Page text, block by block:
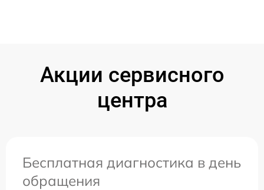
Акции сервисного
центра
Бесплатная диагностика в день
обращения